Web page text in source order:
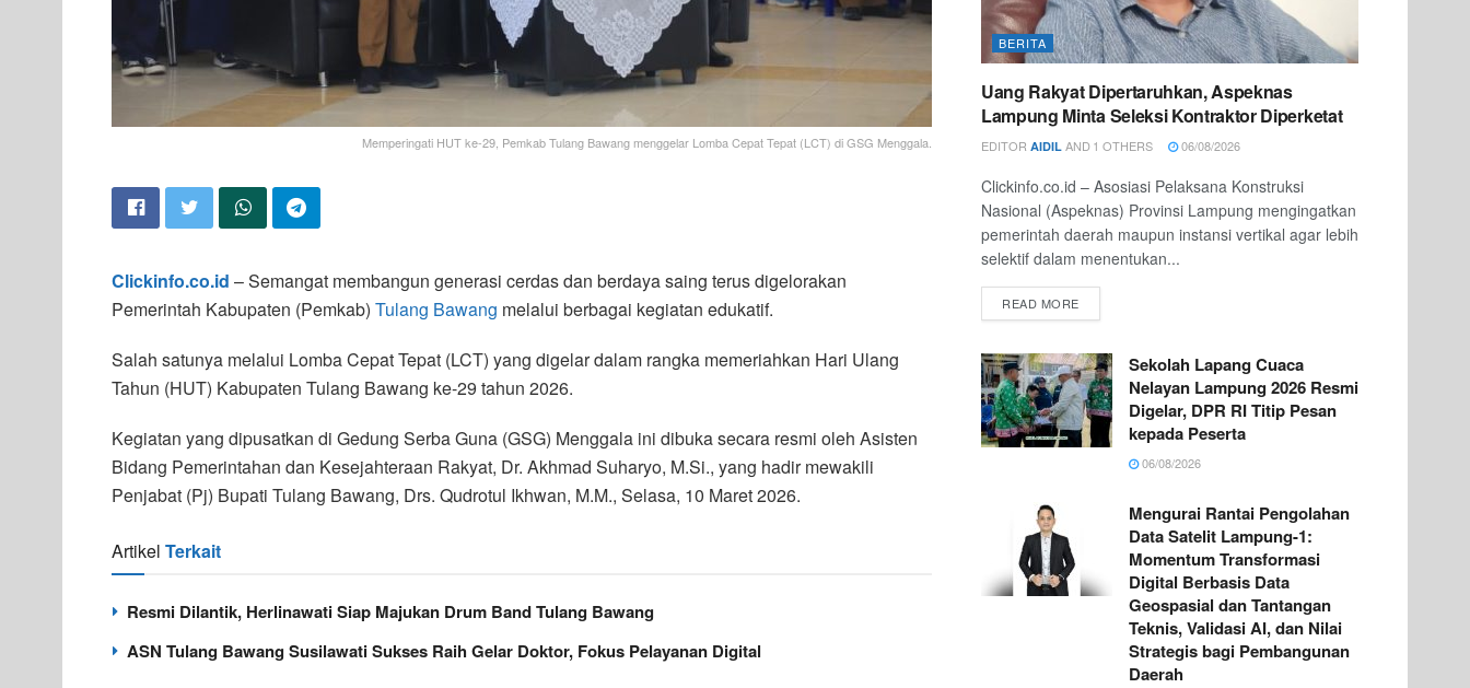
Memperingati HUT ke-29, Pemkab Tulang Bawang menggelar Lomba Cepat Tepat (LCT) di GSG Menggala.
Clickinfo.co.id – Semangat membangun generasi cerdas dan berdaya saing terus digelorakan
Pemerintah Kabupaten (Pemkab) Tulang Bawang melalui berbagai kegiatan edukatif.
Salah satunya melalui Lomba Cepat Tepat (LCT) yang digelar dalam rangka memeriahkan Hari Ulang
Tahun (HUT) Kabupaten Tulang Bawang ke-29 tahun 2026.
Kegiatan yang dipusatkan di Gedung Serba Guna (GSG) Menggala ini dibuka secara resmi oleh Asisten
Bidang Pemerintahan dan Kesejahteraan Rakyat, Dr. Akhmad Suharyo, M.Si., yang hadir mewakili
Penjabat (Pj) Bupati Tulang Bawang, Drs. Qudrotul Ikhwan, M.M., Selasa, 10 Maret 2026.
Artikel Terkait
Resmi Dilantik, Herlinawati Siap Majukan Drum Band Tulang Bawang
ASN Tulang Bawang Susilawati Sukses Raih Gelar Doktor, Fokus Pelayanan Digital
BERITA
Uang Rakyat Dipertaruhkan, Aspeknas
Lampung Minta Seleksi Kontraktor Diperketat
EDITOR AIDIL AND 1 OTHERS 06/08/2026
Clickinfo.co.id – Asosiasi Pelaksana Konstruksi
Nasional (Aspeknas) Provinsi Lampung mengingatkan
pemerintah daerah maupun instansi vertikal agar lebih
selektif dalam menentukan...
READ MORE
Sekolah Lapang Cuaca
Nelayan Lampung 2026 Resmi
Digelar, DPR RI Titip Pesan
kepada Peserta
06/08/2026
Mengurai Rantai Pengolahan
Data Satelit Lampung-1:
Momentum Transformasi
Digital Berbasis Data
Geospasial dan Tantangan
Teknis, Validasi AI, dan Nilai
Strategis bagi Pembangunan
Daerah